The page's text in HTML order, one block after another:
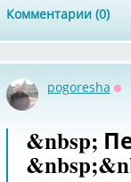
Комментарии (0)
pogoresha
&nbsp;